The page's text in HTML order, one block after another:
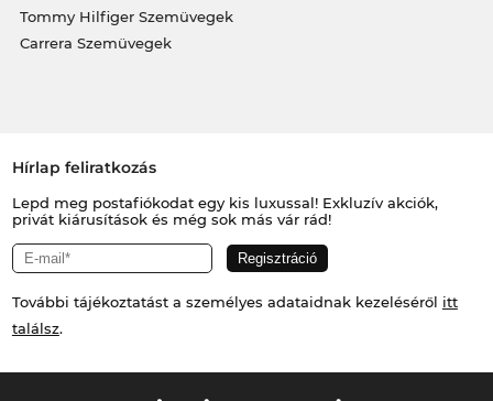
Tommy Hilfiger Szemüvegek
Carrera Szemüvegek
Hírlap feliratkozás
Lepd meg postafiókodat egy kis luxussal! Exkluzív akciók,
privát kiárusítások és még sok más vár rád!
További tájékoztatást a személyes adataidnak kezeléséről itt
találsz.